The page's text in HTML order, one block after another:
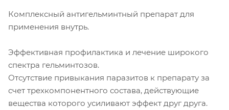
Комплексный антигельминтный препарат для
применения внутрь.
Эффективная профилактика и лечение широкого
спектра гельминтозов.
Отсутствие привыкания паразитов к препарату за
счет трехкомпонентного состава, действующие
вещества которого усиливают эффект друг друга.